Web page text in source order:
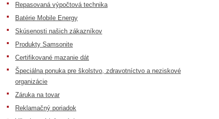
Repasovaná výpočtová technika
Batérie Mobile Energy
Skúsenosti našich zákazníkov
Produkty Samsonite
Certifikované mazanie dát
Špeciálna ponuka pre školstvo, zdravotníctvo a neziskové
organizácie
Záruka na tovar
Reklamačný poriadok